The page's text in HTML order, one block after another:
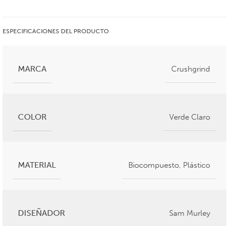
ESPECIFICACIONES DEL PRODUCTO
MARCA Crushgrind
COLOR Verde Claro
MATERIAL Biocompuesto, Plástico
DISEÑADOR Sam Murley